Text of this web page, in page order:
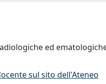
ed
sul sito dell'Ateneo